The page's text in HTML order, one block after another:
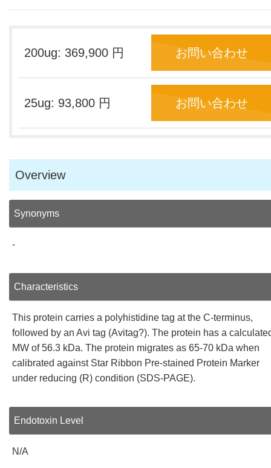
200ug: 369,900 円 お問い合わせ
25ug: 93,800 円 お問い合わせ
Overview
Synonyms
-
Characteristics
This protein carries a polyhistidine tag at the C-terminus,
followed by an Avi tag (Avitag?). The protein has a
MW of 56.3 kDa. The protein migrates as 65-70 kDa when
calibrated against Star Ribbon Pre-stained Protein Marker
under reducing (R) condition (SDS-PAGE).
Endotoxin Level
N/A